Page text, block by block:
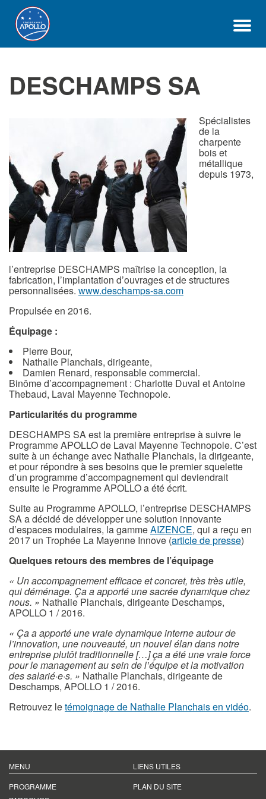
DESCHAMPS SA
Spécialistes
de la
charpente
bois et
métallique
depuis 1973,
l’entreprise DESCHAMPS maîtrise la conception, la
fabrication, l’implantation d’ouvrages et de structures
personnalisées. www.deschamps-sa.com
Propulsée en 2016.
Équipage :
Pierre Bour,
Nathalie Planchais, dirigeante,
Damien Renard, responsable commercial.
Binôme d’accompagnement : Charlotte Duval et Antoine
Thebaud, Laval Mayenne Technopole.
Particularités du programme
DESCHAMPS SA est la première entreprise à suivre le
Programme APOLLO de Laval Mayenne Technopole. C’est
suite à un échange avec Nathalie Planchais, la dirigeante,
et pour répondre à ses besoins que le premier squelette
d’un programme d’accompagnement qui deviendrait
ensuite le Programme APOLLO a été écrit.
Suite au Programme APOLLO, l’entreprise DESCHAMPS
SA a décidé de développer une solution innovante
d’espaces modulaires, la gammeAIZENCE, qui a reçu en
2017 un Trophée La Mayenne Innove (article de presse)
Quelques retours des membres de l’équipage
« Un accompagnement efficace et concret, très très utile,
qui déménage. Ça a apporté une sacrée dynamique chez
nous. » Nathalie Planchais, dirigeante Deschamps,
APOLLO 1 / 2016.
« Ça a apporté une vraie dynamique interne autour de
l’innovation, une nouveauté, un nouvel élan dans notre
entreprise plutôt traditionnelle […] ça a été une vraie force
pour le management au sein de l’équipe et la motivation
des salarié·e·s. » Nathalie Planchais, dirigeante de
Deschamps, APOLLO 1 / 2016.
Retrouvez letémoignage de Nathalie Planchais en vidéo.
MENU
PROGRAMME
LIENS UTILES
PLAN DU SITE